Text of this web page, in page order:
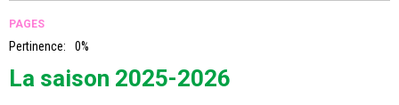
PAGES
Pertinence: 0%
La saison 2025-2026